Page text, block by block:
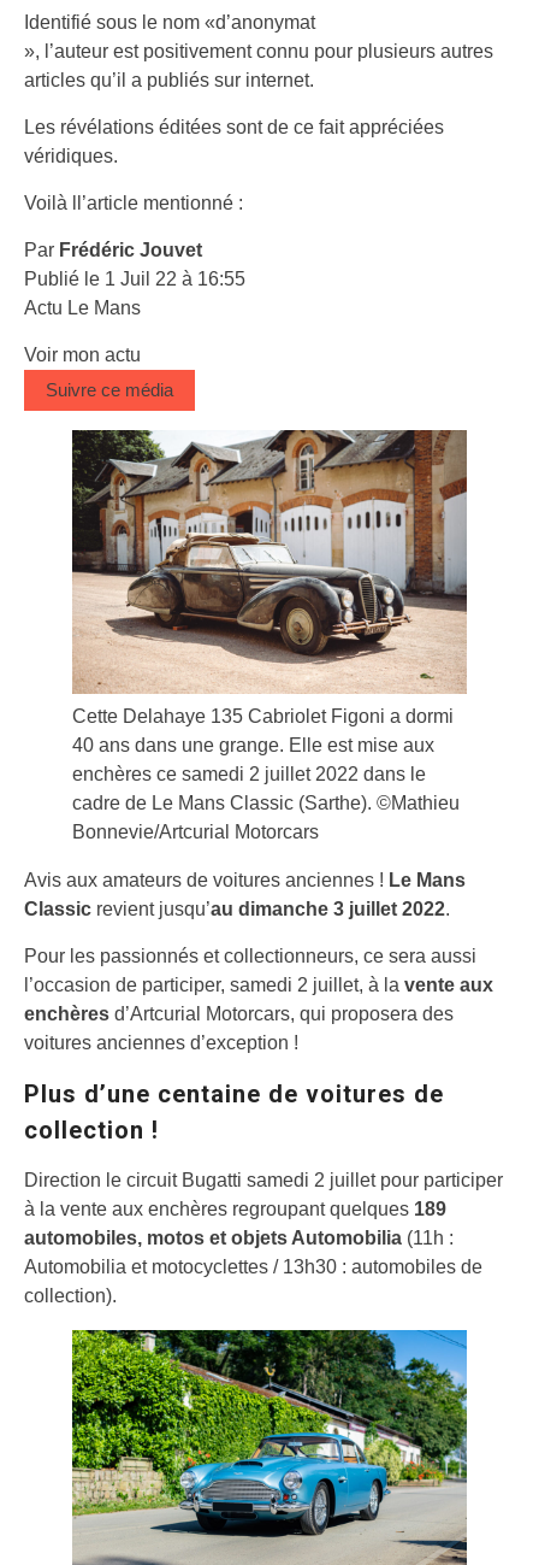
Identifié sous le nom «d’anonymat
», l’auteur est positivement connu pour plusieurs autres
articles qu’il a publiés sur internet.
Les révélations éditées sont de ce fait appréciées
véridiques.
Voilà ll’article mentionné :
Par Frédéric Jouvet
Publié le 1 Juil 22 à 16:55
Actu Le Mans
Voir mon actu
Suivre ce média
Cette Delahaye 135 Cabriolet Figoni a dormi
40 ans dans une grange. Elle est mise aux
enchères ce samedi 2 juillet 2022 dans le
cadre de Le Mans Classic (Sarthe). ©Mathieu
Bonnevie/Artcurial Motorcars
Avis aux amateurs de voitures anciennes ! Le Mans
Classic revient jusqu’au dimanche 3 juillet 2022.
Pour les passionnés et collectionneurs, ce sera aussi
l’occasion de participer, samedi 2 juillet, à la vente aux
enchères d’Artcurial Motorcars, qui proposera des
voitures anciennes d’exception !
Plus d’une centaine de voitures de
collection !
Direction le circuit Bugatti samedi 2 juillet pour participer
à la vente aux enchères regroupant quelques 189
automobiles, motos et objets Automobilia (11h :
Automobilia et motocyclettes / 13h30 : automobiles de
collection).